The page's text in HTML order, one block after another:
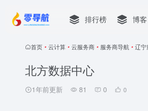
排行榜 博客
首页 • 云计算 • 云服务商 • 服务商导航 • 辽宁
北方数据中心
1年前更新 81 0 0